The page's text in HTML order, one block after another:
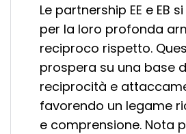
Le partnership EE e EB
per la loro profonda
reciproco rispetto.
prospera su una base
reciprocità e
favorendo un legame
e comprensione. Nota